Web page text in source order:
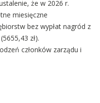
że w 2026 r.
miesięczne
bez wypłat nagród z
zł).
członków zarządu i